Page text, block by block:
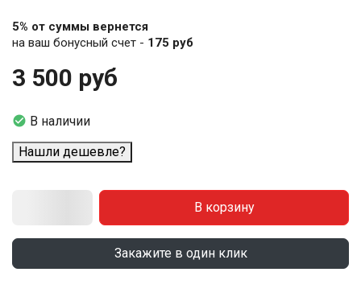
5% от суммы вернется
на ваш бонусный счет - 175 руб
3 500 руб
 В наличии
Нашли дешевле?
В корзину
Закажите в один клик